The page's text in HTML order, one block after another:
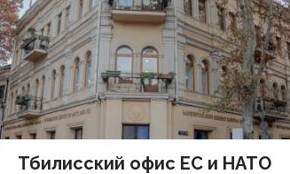
Тбилисский офис ЕС и НАТО